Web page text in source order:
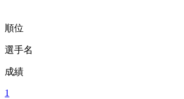
順位
選手名
成績
1